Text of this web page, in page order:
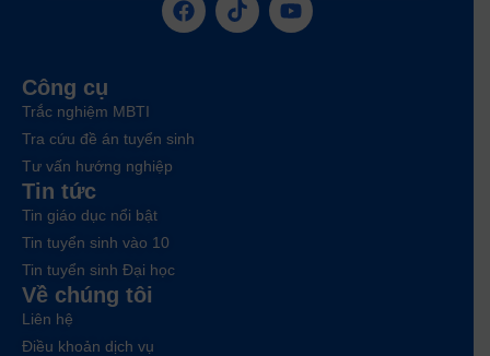
Công cụ
Trắc nghiệm MBTI
Tra cứu đề án tuyển sinh
Tư vấn hướng nghiệp
Tin tức
Tin giáo dục nổi bật
Tin tuyển sinh vào 10
Tin tuyển sinh Đại học
Về chúng tôi
Liên hệ
Điều khoản dịch vụ